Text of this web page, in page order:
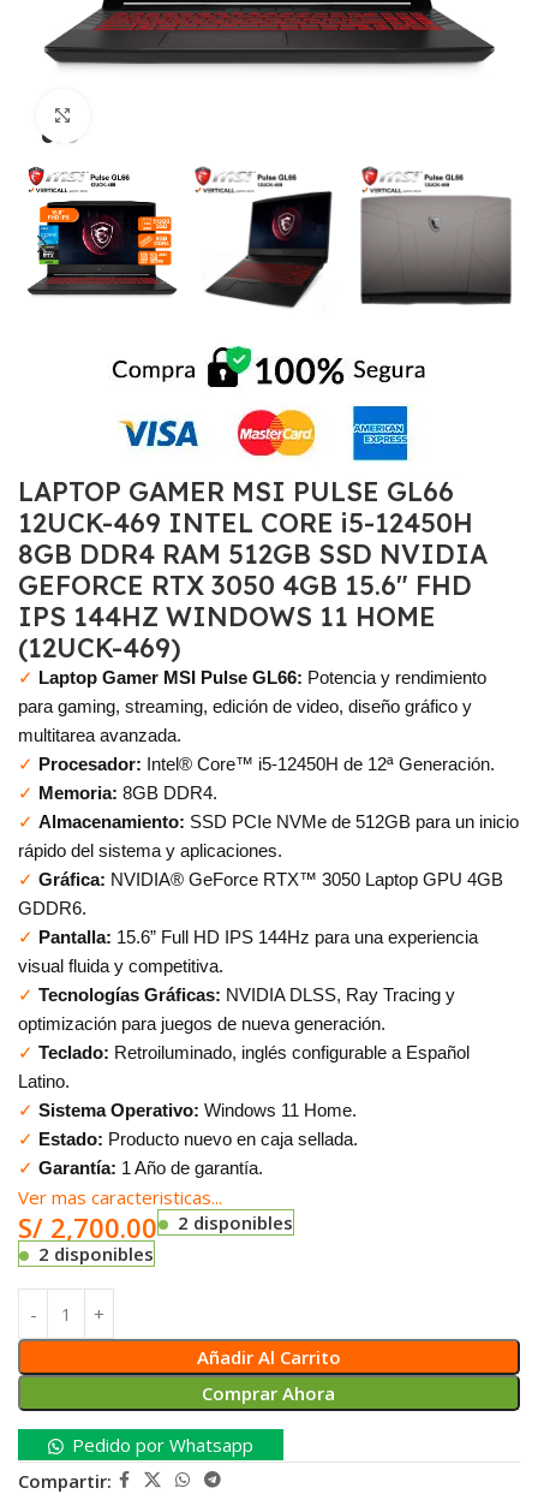
LAPTOP GAMER MSI PULSE GL66
12UCK-469 INTEL CORE i5-12450H
8GB DDR4 RAM 512GB SSD NVIDIA
GEFORCE RTX 3050 4GB 15.6″ FHD
IPS 144HZ WINDOWS 11 HOME
(12UCK-469)
✓ Laptop Gamer MSI Pulse GL66: Potencia y rendimiento
para gaming, streaming, edición de video, diseño gráfico y
multitarea avanzada.
✓ Procesador: Intel® Core™ i5-12450H de 12ª Generación.
✓ Memoria: 8GB DDR4.
✓ Almacenamiento: SSD PCIe NVMe de 512GB para un inicio
rápido del sistema y aplicaciones.
✓ Gráfica: NVIDIA® GeForce RTX™ 3050 Laptop GPU 4GB
GDDR6.
✓ Pantalla: 15.6” Full HD IPS 144Hz para una experiencia
visual fluida y competitiva.
✓ Tecnologías Gráficas: NVIDIA DLSS, Ray Tracing y
optimización para juegos de nueva generación.
✓ Teclado: Retroiluminado, inglés configurable a Español
Latino.
✓ Sistema Operativo: Windows 11 Home.
✓ Estado: Producto nuevo en caja sellada.
✓ Garantía: 1 Año de garantía.
Ver mas caracteristicas...
S/ 2,700.00
2 disponibles
2 disponibles
Añadir Al Carrito
Comprar Ahora
Pedido por Whatsapp
Compartir: